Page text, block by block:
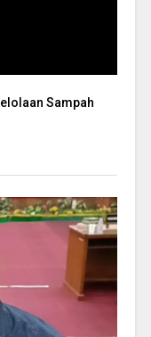
Sampah